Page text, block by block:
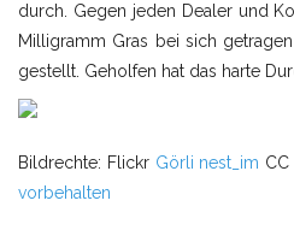
durch. Gegen jeden Dealer und
Milligramm Gras bei sich
gestellt. Geholfen hat das harte
Bildrechte: Flickr Görli nest_im CC
vorbehalten